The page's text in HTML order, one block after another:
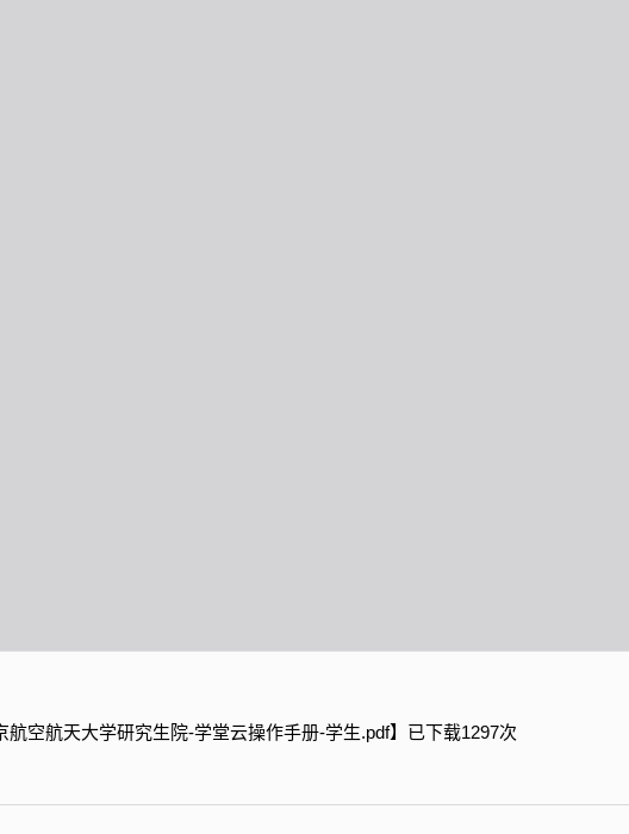
航空航天大学研究生院-学堂云操作手册-学生.pdf】已下载1297次